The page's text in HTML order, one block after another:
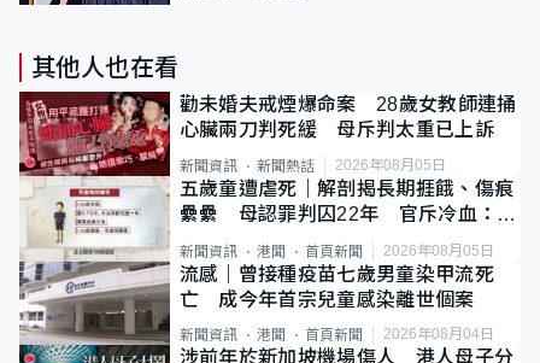
其他人也在看
勸未婚夫戒煙爆命案 28歲女教師連捅
心臟兩刀判死緩 母斥判太重已上訴
新聞資訊 新聞熱話 2026年08月05日
五歲童遭虐死｜解剖揭長期捱餓、傷痕
纍纍 母認罪判囚22年 官斥冷血：同
類案最惡劣
新聞資訊 港聞 首頁新聞 2026年08月05日
流感｜曾接種疫苗七歲男童染甲流死
亡 成今年首宗兒童感染離世個案
新聞資訊 港聞 首頁新聞 2026年08月04日
涉前年於新加坡機場傷人 港人母子分